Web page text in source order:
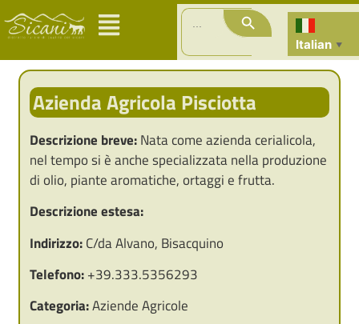
Search
for:
Search Button
Italian ▼
Azienda Agricola Pisciotta
Descrizione breve:Nata come azienda cerialicola,
nel tempo si è anche specializzata nella produzione
di olio, piante aromatiche, ortaggi e frutta.
Descrizione estesa:
Indirizzo:C/da Alvano, Bisacquino
Telefono:+39.333.5356293
Categoria:Aziende Agricole